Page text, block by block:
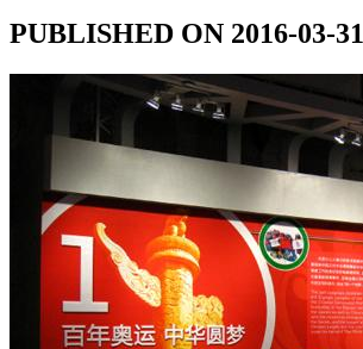
PUBLISHED ON 2016-03-31